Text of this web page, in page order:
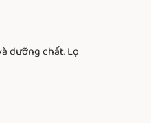
dưỡng chất. Lọ